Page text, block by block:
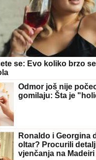
se: Evo koliko brzo
Odmor još nije
gomilaju: Šta je
Ronaldo i Georgina
oltar? Procurili
vjenčanja na Madeiri